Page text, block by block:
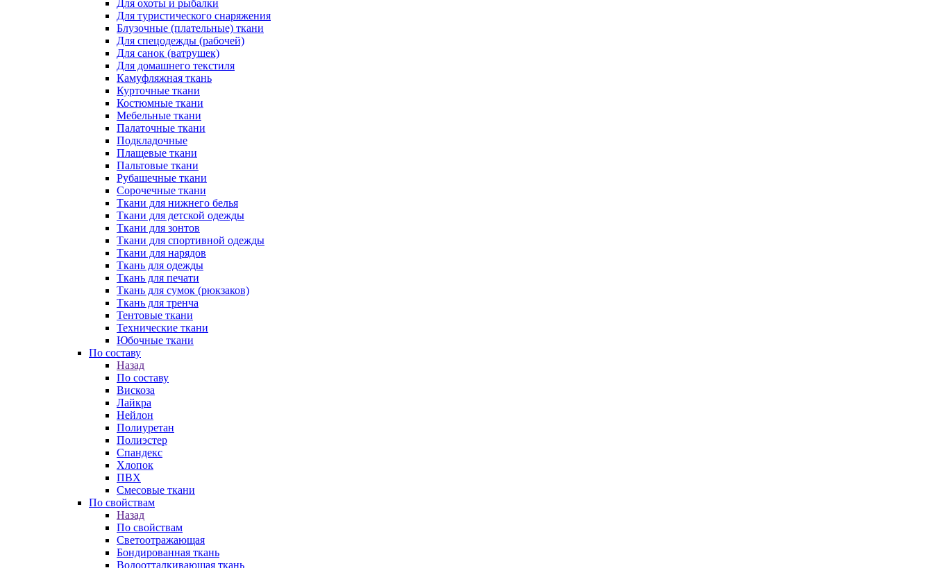
Для охоты и рыбалки
Для туристического снаряжения
Блузочные (плательные) ткани
Для спецодежды (рабочей)
Для санок (ватрушек)
Для домашнего текстиля
Камуфляжная ткань
Курточные ткани
Костюмные ткани
Мебельные ткани
Палаточные ткани
Подкладочные
Плащевые ткани
Пальтовые ткани
Рубашечные ткани
Сорочечные ткани
Ткани для нижнего белья
Ткани для детской одежды
Ткани для зонтов
Ткани для спортивной одежды
Ткани для нарядов
Ткань для одежды
Ткань для печати
Ткань для сумок (рюкзаков)
Ткань для тренча
Тентовые ткани
Технические ткани
Юбочные ткани
По составу
Назад
По составу
Вискоза
Лайкра
Нейлон
Полиуретан
Полиэстер
Спандекс
Хлопок
ПВХ
Смесовые ткани
По свойствам
Назад
По свойствам
Светоотражающая
Бондированная ткань
Водоотталкивающая ткань